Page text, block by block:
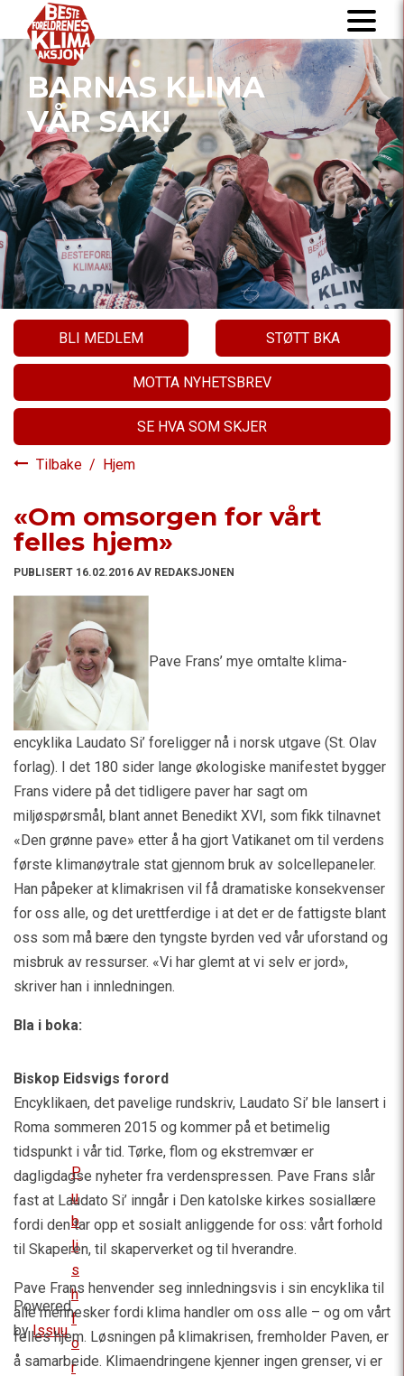
BARNAS KLIMA
VÅR SAK!
BLI MEDLEM STØTT BKA
MOTTA NYHETSBREV
SE HVA SOM SKJER
Tilbake / Hjem
«Om omsorgen for vårt
felles hjem»
PUBLISERT 16.02.2016 AV REDAKSJONEN
Pave Frans’ mye omtalte klima-
encyklika Laudato Si’ foreligger nå i norsk utgave (St. Olav
forlag). I det 180 sider lange økologiske manifestet bygger
Frans videre på det tidligere paver har sagt om
miljøspørsmål, blant annet Benedikt XVI, som fikk tilnavnet
«Den grønne pave» etter å ha gjort Vatikanet om til verdens
første klimanøytrale stat gjennom bruk av solcellepaneler.
Han påpeker at klimakrisen vil få dramatiske konsekvenser
for oss alle, og det urettferdige i at det er de fattigste blant
oss som må bære den tyngste byrden ved vår uforstand og
misbruk av ressurser. «Vi har glemt at vi selv er jord»,
skriver han i innledningen.
Bla i boka:
Powered
byIssuu
P
u
b
li
s
h
f
o
r
Biskop Eidsvigs forord
Encyklikaen, det pavelige rundskriv, Laudato Si’ ble lansert i
Roma sommeren 2015 og kommer på et betimelig
tidspunkt i vår tid. Tørke, flom og ekstremvær er
dagligdagse nyheter fra verdenspressen. Pave Frans slår
fast at Laudato Si’ inngår i Den katolske kirkes sosiallære
fordi den tar opp et sosialt anliggende for oss: vårt forhold
til Skaperen, til skaperverket og til hverandre.
Pave Frans henvender seg innledningsvis i sin encyklika til
alle mennesker fordi klima handler om oss alle – og om vårt
felles hjem. Løsningen på klimakrisen, fremholder Paven, er
å samarbeide. Klimaendringene kjenner ingen grenser, vi er